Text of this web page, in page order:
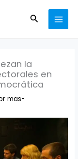
Buscar
la
en
mas-